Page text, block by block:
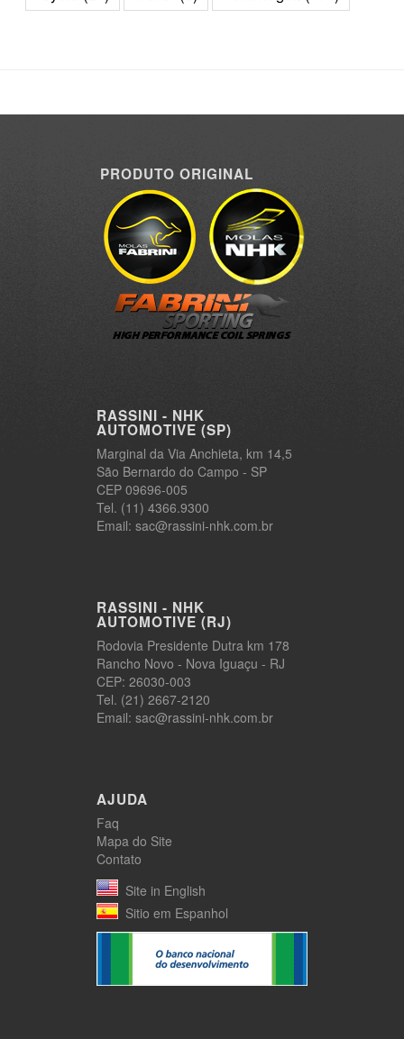
PRODUTO ORIGINAL
RASSINI - NHK
AUTOMOTIVE (SP)
Marginal da Via Anchieta, km 14,5
São Bernardo do Campo - SP
CEP 09696-005
Tel. (11) 4366.9300
Email: sac@rassini-nhk.com.br
RASSINI - NHK
AUTOMOTIVE (RJ)
Rodovia Presidente Dutra km 178
Rancho Novo - Nova Iguaçu - RJ
CEP: 26030-003
Tel. (21) 2667-2120
Email: sac@rassini-nhk.com.br
AJUDA
Faq
Mapa do Site
Contato
Site in English
Sitio em Espanhol